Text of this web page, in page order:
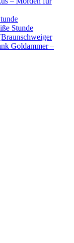
Stunde
Goldammer –